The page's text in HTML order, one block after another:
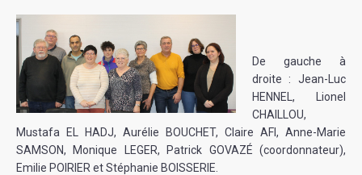
De gauche à
droite : Jean-Luc
HENNEL, Lionel
CHAILLOU,
Mustafa EL HADJ, Aurélie BOUCHET, Claire AFI, Anne-Marie
SAMSON, Monique LEGER, Patrick GOVAZÉ (coordonnateur),
Emilie POIRIER et Stéphanie BOISSERIE.